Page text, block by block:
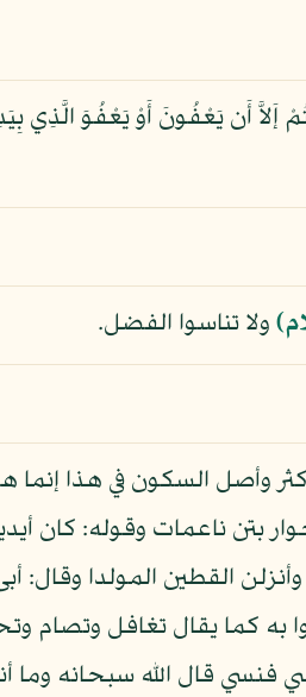
يَعْفُونَ أَوْ يَعْفُوَ الَّذِي
ولا تناسوا الفضل.
وأصل السكون في هذا إنما
بتن ناعمات وقوله: كان
القطين المولدا وقال:
به كما يقال تغافل وتصام
قال الله سبحانه وما